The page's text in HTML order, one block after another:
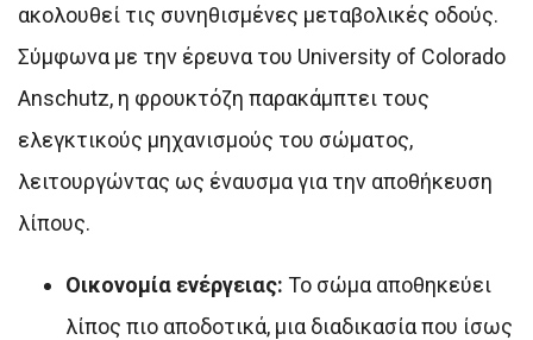
ακολουθεί τις συνηθισμένες μεταβολικές οδούς.
Σύμφωνα με την έρευνα του University of Colorado
Anschutz, η φρουκτόζη παρακάμπτει τους
ελεγκτικούς μηχανισμούς του σώματος,
λειτουργώντας ως έναυσμα για την αποθήκευση
λίπους.
Οικονομία ενέργειας: Το σώμα αποθηκεύει
λίπος πιο αποδοτικά, μια διαδικασία που ίσως